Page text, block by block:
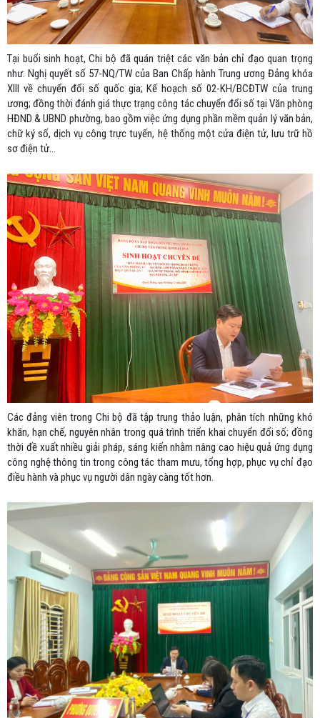
Tại buổi sinh hoạt, Chi bộ đã quán triệt các văn bản chỉ đạo quan trọng
như: Nghị quyết số 57-NQ/TW của Ban Chấp hành Trung ương Đảng khóa
XIII về chuyển đổi số quốc gia; Kế hoạch số 02-KH/BCĐTW của trung
ương; đồng thời đánh giá thực trạng công tác chuyển đổi số tại Văn phòng
HĐND & UBND phường, bao gồm việc ứng dụng phần mềm quản lý văn bản,
chữ ký số, dịch vụ công trực tuyến, hệ thống một cửa điện tử, lưu trữ hồ
sơ điện tử…
Các đảng viên trong Chi bộ đã tập trung thảo luận, phân tích những khó
khăn, hạn chế, nguyên nhân trong quá trình triển khai chuyển đổi số; đồng
thời đề xuất nhiều giải pháp, sáng kiến nhằm nâng cao hiệu quả ứng dụng
công nghệ thông tin trong công tác tham mưu, tổng hợp, phục vụ chỉ đạo
điều hành và phục vụ người dân ngày càng tốt hơn.